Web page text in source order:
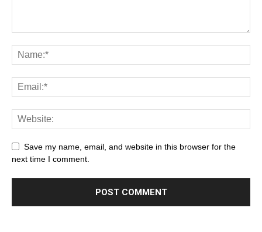
Save my name, email, and website in this browser for the
next time I comment.